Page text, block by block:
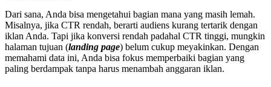
Dari sana, Anda bisa mengetahui bagian mana yang masih lemah.
Misalnya, jika CTR rendah, berarti audiens kurang tertarik dengan
iklan Anda. Tapi jika konversi rendah padahal CTR tinggi, mungkin
halaman tujuan (landing page) belum cukup meyakinkan. Dengan
memahami data ini, Anda bisa fokus memperbaiki bagian yang
paling berdampak tanpa harus menambah anggaran iklan.